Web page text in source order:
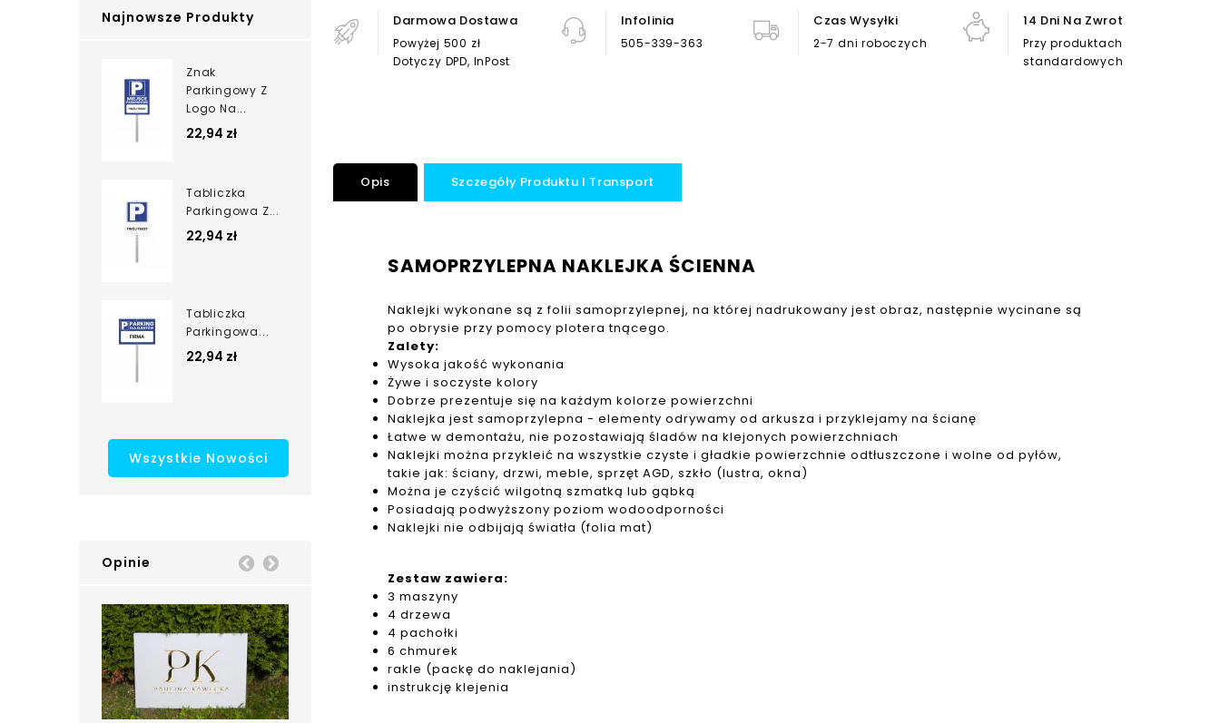
Najnowsze Produkty
Znak
Parkingowy Z
Logo Na...
22,94 zł
Tabliczka
Parkingowa Z...
22,94 zł
Tabliczka
Parkingowa...
22,94 zł
Wszystkie Nowości
Opinie Prev
Darmowa Dostawa
Powyżej 500 zł
Dotyczy DPD, InPost
Infolinia
505-339-363
Czas Wysyłki
2-7 dni roboczych
14 Dni Na Zwrot
Przy produktach
standardowych
Opis Szczegóły Produktu I Transport
SAMOPRZYLEPNA NAKLEJKA ŚCIENNA
Naklejki wykonane są z folii samoprzylepnej, na której nadrukowany jest obraz, następnie wycinane są
po obrysie przy pomocy plotera tnącego.
Zalety:
Wysoka jakość wykonania
Żywe i soczyste kolory
Dobrze prezentuje się na każdym kolorze powierzchni
Naklejka jest samoprzylepna - elementy odrywamy od arkusza i przyklejamy na ścianę
Łatwe w demontażu, nie pozostawiają śladów na klejonych powierzchniach
Naklejki można przykleić na wszystkie czyste i gładkie powierzchnie odtłuszczone i wolne od pyłów,
takie jak: ściany, drzwi, meble, sprzęt AGD, szkło (lustra, okna)
Można je czyścić wilgotną szmatką lub gąbką
Posiadają podwyższony poziom wodoodporności
Naklejki nie odbijają światła (folia mat)
Zestaw zawiera:
3 maszyny
4 drzewa
4 pachołki
6 chmurek
rakle (packę do naklejania)
instrukcję klejenia